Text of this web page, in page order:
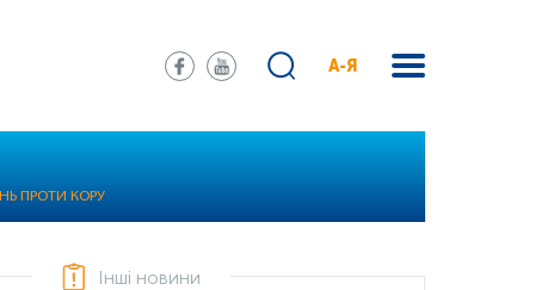
А-Я
ПРОТИ КОРУ
Інші новини